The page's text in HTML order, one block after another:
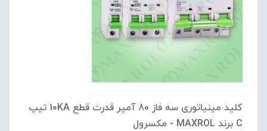
کلید مینیاتوری سه فاز 80 آمپر قدرت قطع 10KA تیپ
C برند MAXROL - مکسرول